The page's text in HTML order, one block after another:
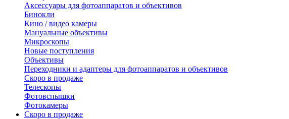
Аксессуары для фотоаппаратов и объективов
Бинокли
Кино / видео камеры
Мануальные объективы
Микроскопы
Новые поступления
Объективы
Переходники и адаптеры для фотоаппаратов и объективов
Скоро в продаже
Телескопы
Фотовспышки
Фотокамеры
Скоро в продаже